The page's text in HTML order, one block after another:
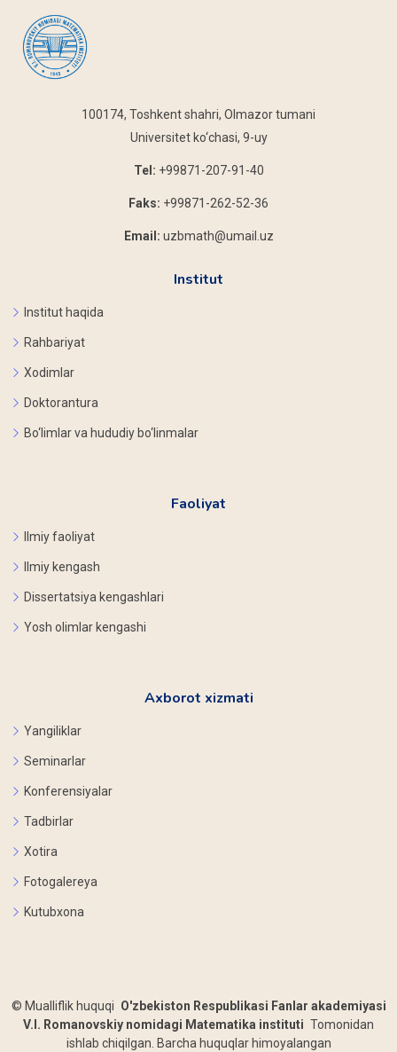
100174, Toshkent shahri, Olmazor tumani
Universitet ko‘chasi, 9-uy
Tel: +99871-207-91-40
Faks: +99871-262-52-36
Email: uzbmath@umail.uz
Institut
Institut haqida
Rahbariyat
Xodimlar
Doktorantura
Bo‘limlar va hududiy bo‘linmalar
Faoliyat
Ilmiy faoliyat
Ilmiy kengash
Dissertatsiya kengashlari
Yosh olimlar kengashi
Axborot xizmati
Yangiliklar
Seminarlar
Konferensiyalar
Tadbirlar
Xotira
Fotogalereya
Kutubxona
© Mualliflik huquqi O'zbekiston Respublikasi Fanlar akademiyasi
V.I. Romanovskiy nomidagi Matematika instituti Tomonidan
ishlab chiqilgan. Barcha huquqlar himoyalangan